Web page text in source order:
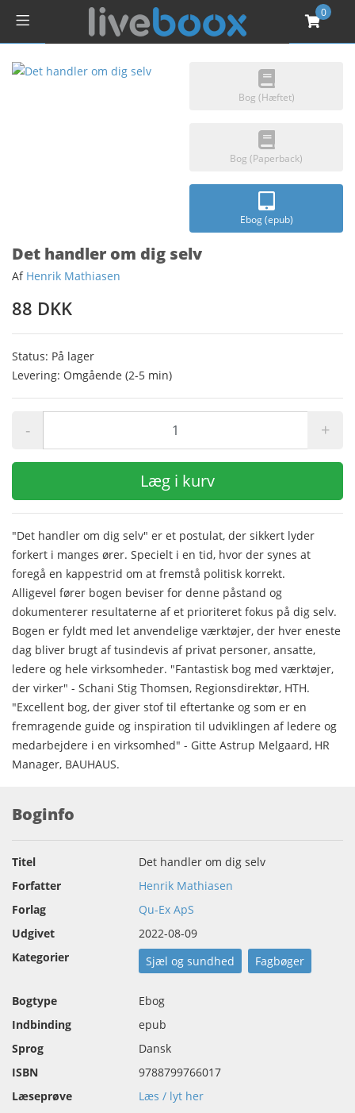
0
Bog (Hæftet)
Bog (Paperback)
Ebog (epub)
Det handler om dig selv
Af Henrik Mathiasen
88 DKK
Status: På lager
Levering: Omgående (2-5 min)
- +
Læg i kurv
"Det handler om dig selv" er et postulat, der sikkert lyder
forkert i manges ører. Specielt i en tid, hvor der synes at
foregå en kappestrid om at fremstå politisk korrekt.
Alligevel fører bogen beviser for denne påstand og
dokumenterer resultaterne af et prioriteret fokus på dig selv.
Bogen er fyldt med let anvendelige værktøjer, der hver eneste
dag bliver brugt af tusindevis af privat personer, ansatte,
ledere og hele virksomheder. "Fantastisk bog med værktøjer,
der virker" - Schani Stig Thomsen, Regionsdirektør, HTH.
"Excellent bog, der giver stof til eftertanke og som er en
fremragende guide og inspiration til udviklingen af ledere og
medarbejdere i en virksomhed" - Gitte Astrup Melgaard, HR
Manager, BAUHAUS.
Boginfo
Titel
Det handler om dig selv
Forfatter
Henrik Mathiasen
Forlag
Qu-Ex ApS
Udgivet
2022-08-09
Kategorier
Sjæl og sundhed Fagbøger
Bogtype
Ebog
Indbinding
epub
Sprog
Dansk
ISBN
9788799766017
Læseprøve
Læs / lyt her